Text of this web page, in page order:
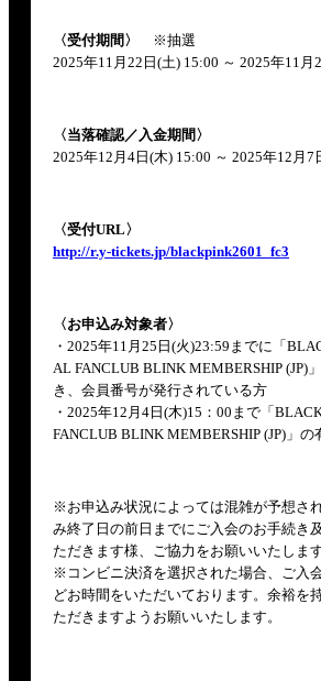
〈受付期間〉
※抽選
2025年11月22日(土) 15:00 ～ 2025年11月
〈当落確認／入金期間〉
2025年12月4日(木) 15:00 ～ 2025年12月7
〈受付URL〉
http://r.y-tickets.jp/blackpink2601_fc3
〈お申込み対象者〉
・2025年11月25日(火)23:59までに「
AL FANCLUB BLINK MEMBERSHIP (JP)
き、会員番号が発行されている方
・2025年12月4日(木)15：00まで「
FANCLUB BLINK MEMBERSHIP (JP)」の
※お申込み状況によっては混雑が予想さ
み終了日の前日までにご入会のお手続き
ただきます様、ご協力をお願いいたします
※コンビニ決済を選択された場合、ご入
どお時間をいただいております。余裕を
ただきますようお願いいたします。